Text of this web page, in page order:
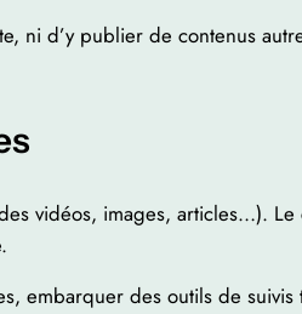
ni d’y publier de contenus
vidéos, images, articles…). Le
embarquer des outils de suivis